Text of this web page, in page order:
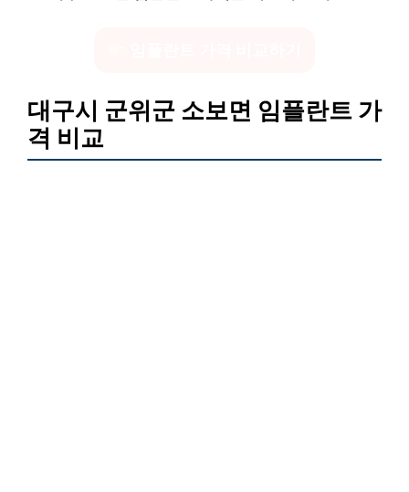
대구시 군위군 소보면 임플란트 가
격 비교